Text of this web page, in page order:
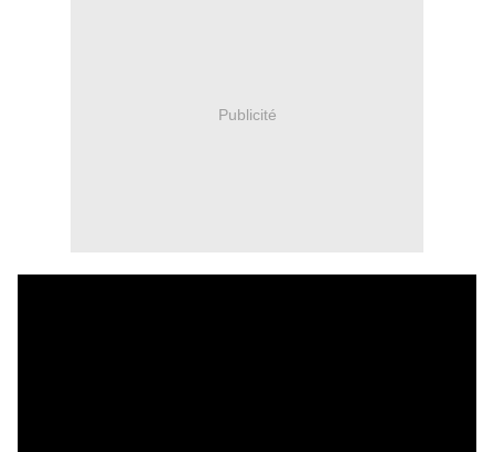
Publicité